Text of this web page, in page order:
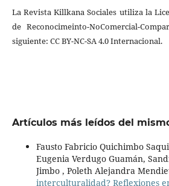
La Revista Killkana Sociales utiliza la
de Reconocimeinto-NoComercial-
siguiente: CC BY-NC-SA 4.0 Internacional.
Artículos más leídos del
Fausto Fabricio Quichimbo
Eugenia Verdugo Guamán,
Jimbo , Poleth Alejandra
interculturalidad? Reflexiones